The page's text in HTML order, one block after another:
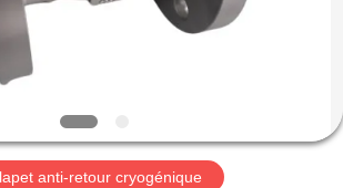
anti-retour cryogénique